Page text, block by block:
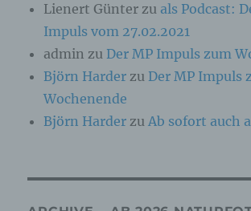
Lienert Günter zu als Podcast:
Impuls vom 27.02.2021
admin zu Der MP Impuls zum
Björn Harder zu Der MP Impuls
Wochenende
Björn Harder zuAb sofort auch
Betroffene Person ist jede
identifizierbare natürliche Person,
personenbezogene Daten von
Verarbeitung Verantwortlichen
werden.
c) Verarbeitung
automatisierter Verfahren